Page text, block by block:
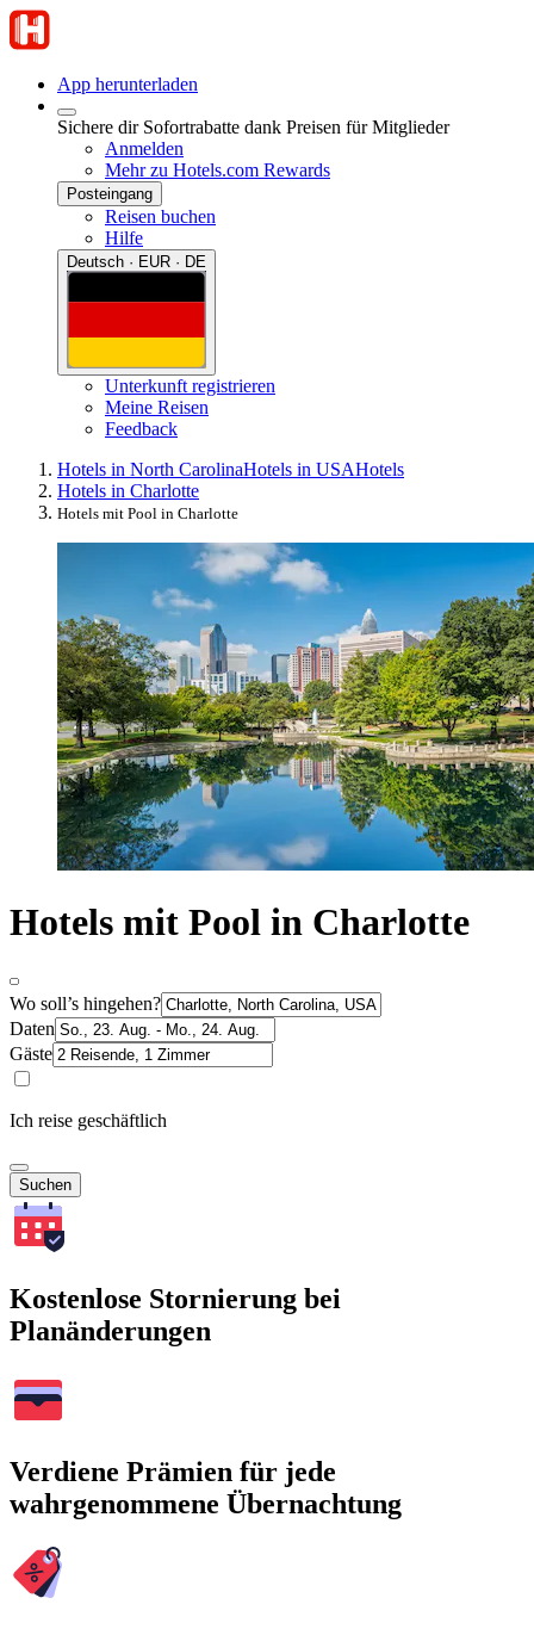
App herunterladen
Sichere dir Sofortrabatte dank Preisen für Mitglieder
Anmelden
Mehr zu Hotels.com Rewards
Posteingang
Reisen buchen
Hilfe
Deutsch · EUR · DE
Unterkunft registrieren
Meine Reisen
Feedback
Hotels in North CarolinaHotels in USAHotels
Hotels in Charlotte
Hotels mit Pool in Charlotte
Hotels mit Pool in Charlotte
Wo soll’s hingehen?
Daten
Gäste
Ich reise geschäftlich
Suchen
Kostenlose Stornierung bei
Planänderungen
Verdiene Prämien für jede
wahrgenommene Übernachtung